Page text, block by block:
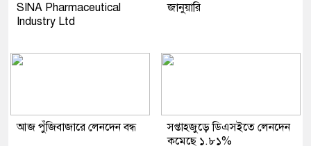
SINA Pharmaceutical
Industry Ltd
জানুয়ারি
আজ পুঁজিবাজারে লেনদেন বন্ধ
সপ্তাহজুড়ে ডিএসইতে লেনদেন
কমেছে ১.৮১%